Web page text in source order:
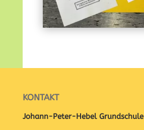
KONTAKT
Johann-Peter-Hebel Grundschule